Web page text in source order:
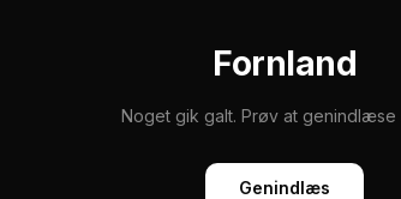
Fornland
Noget gik galt. Prøv at genindlæse
Genindlæs